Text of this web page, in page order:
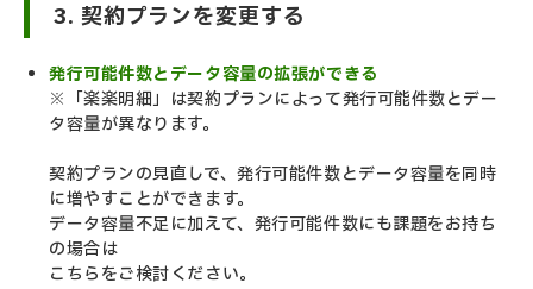
3. 契約プランを変更する
発行可能件数とデータ容量の拡張ができる
※「楽楽明細」は契約プランによって発行可能件数とデー
タ容量が異なります。
契約プランの見直しで、発行可能件数とデータ容量を同時
に増やすことができます。
データ容量不足に加えて、発行可能件数にも課題をお持ち
の場合は
こちらをご検討ください。